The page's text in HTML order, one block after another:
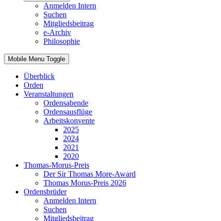
Anmelden Intern
Suchen
Mitgliedsbeitrag
e-Archiv
Philosophie
Mobile Menu Toggle
Überblick
Orden
Veranstaltungen
Ordensabende
Ordensausflüge
Arbeitskonvente
2025
2024
2021
2020
Thomas-Morus-Preis
Der Sir Thomas More-Award
Thomas Morus-Preis 2026
Ordensbrüder
Anmelden Intern
Suchen
Mitgliedsbeitrag